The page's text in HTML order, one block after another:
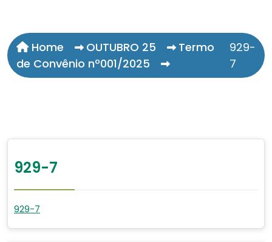
Home OUTUBRO 25
Termo
de Convênio nº001/2025
929-
7
929-7
929-7